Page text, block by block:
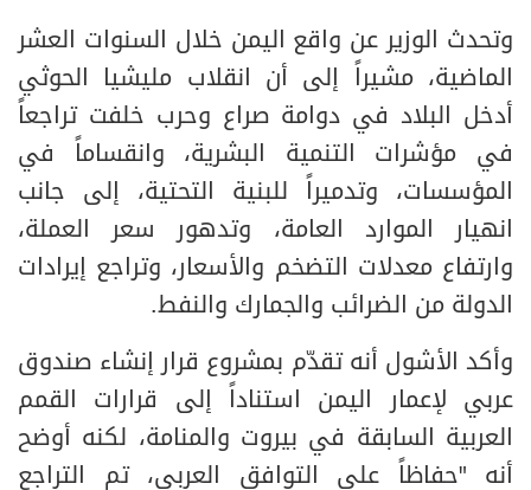
وتحدث الوزير عن واقع اليمن خلال السنوات العشر
الماضية، مشيراً إلى أن انقلاب مليشيا الحوثي
أدخل البلاد في دوامة صراع وحرب خلفت تراجعاً
في مؤشرات التنمية البشرية، وانقساماً في
المؤسسات، وتدميراً للبنية التحتية، إلى جانب
انهيار الموارد العامة، وتدهور سعر العملة،
وارتفاع معدلات التضخم والأسعار، وتراجع إيرادات
الدولة من الضرائب والجمارك والنفط.
وأكد الأشول أنه تقدّم بمشروع قرار إنشاء صندوق
عربي لإعمار اليمن استناداً إلى قرارات القمم
العربية السابقة في بيروت والمنامة، لكنه أوضح
أنه "حفاظاً على التوافق العربي، تم التراجع